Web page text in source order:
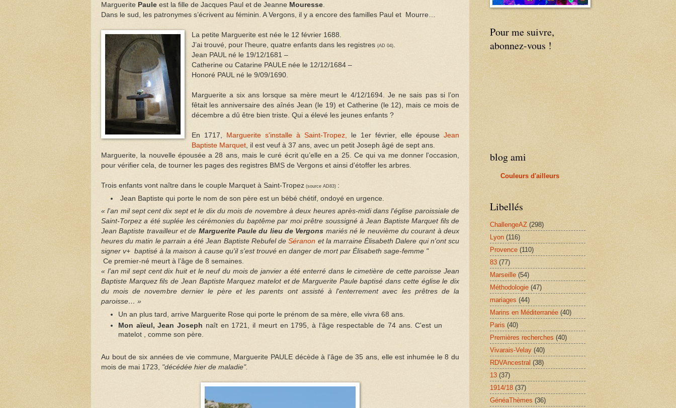
Marguerite Paule est la fille de Jacques Paul et de Jeanne Mouresse
Dans le sud, les patronymes s’écrivent au féminin. A Vergons, il y a encore des familles Paul et Mourre…
La petite Marguerite est née le 12 février 1688.
J’ai trouvé, pour l’heure, quatre enfants dans les registres (AD 04).
Jean PAUL né le 19/12/1681 –
Catherine ou Catarine PAULE née le 12/12/1684 –
Honoré PAUL né le 9/09/1690.
Marguerite a six ans lorsque sa mère meurt le 4/12/1694. Je ne sais pas si l’on
fêtait les anniversaire des aînés Jean (le 19) et Catherine (le 12), mais ce mois de
décembre a dû être bien triste. Qui a élevé les jeunes enfants ?
En 1717, Marguerite s'installe à Saint-Tropez, le 1er février, elle épouseJean
Baptiste Marquet, il est veuf à 37 ans, avec un petit Joseph âgé de sept ans.
Marguerite, la nouvelle épousée a 28 ans, mais le curé écrit qu’elle en a 25. Ce qui va me donner l'occasion,
pour vérifier cela, de tourner les pages des registres BMS de Vergons et ainsi d'étoffer les arbres.
Trois enfants vont naître dans le couple Marquet à Saint-Tropez (source AD83) :
Jean Baptiste qui porte le nom de son père est un bébé chétif, ondoyé en urgence.
« l'an mil sept cent dix sept et le dix du mois de novembre à deux heures après-midi dans l'église paroissiale de
Saint-Torpez a été suplée les cérémonies du baptême par moi prêtre soussigné à Jean Baptiste Marquet fils de
Jean Baptiste travailleur et de Marguerite Paule du lieu de Vergons mariés né le neuvième du courant à deux
heures du matin le parrain a été Jean Baptiste Rebufel deSéranon et la marraine Élisabeth Dalere qui n'ont scu
signer v+ baptisé à la maison à cause qu'il s'est trouvé en danger de mort par Élisabeth sage-femme "
Ce premier-né meurt à l’âge de 8 semaines.
« l'an mil sept cent dix huit et le neuf du mois de janvier a été enterré dans le cimetière de cette paroisse Jean
Baptiste Marquez fils de Jean Baptiste Marquez matelot et de Marguerite Paule baptisé dans cette église le dix
du mois de novembre dernier le père et les parents ont assisté à l'enterrement avec les prêtres de la
paroisse… »
Un an plus tard, arrive Marguerite Rose qui porte le prénom de sa mère, elle vivra 68 ans.
Mon aïeul, Jean Joseph naît en 1721, il meurt en 1795, à l'âge respectable de 74 ans. C'est un
matelot , comme son père.
Au bout de six années de vie commune, Marguerite PAULE décède à l’âge de 35 ans, elle est inhumée le 8 du
mois de mai 1723, "décédée hier de maladie".
Pour me suivre,
abonnez-vous !
blog ami
Couleurs d'ailleurs
Libellés
ChallengeAZ (298)
Lyon (116)
Provence (110)
83 (77)
Marseille (54)
Méthodologie (47)
mariages (44)
Marins en Méditerranée (40)
Paris (40)
Premières recherches (40)
Vivarais-Velay (40)
RDVAncestral (38)
13 (37)
1914/18 (37)
GénéaThèmes (36)